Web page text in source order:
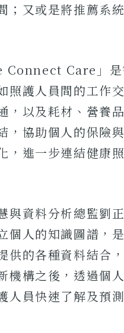
；又或是將推薦系
Connect Care」
照護人員間的工作
，以及耗材、營養
，協助個人的保險
，進一步連結健康
與資料分析總監劉
個人的知識圖譜，
供的各種資料結合
機構之後，透過個
人員快速了解及預